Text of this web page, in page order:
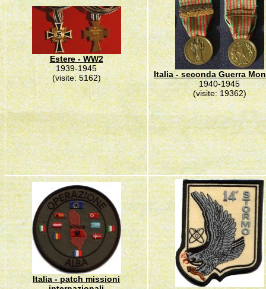
Estere - WW2
1939-1945
(visite: 5162)
Italia - seconda Guerra
1940-1945
(visite: 19362)
Italia - patch missioni